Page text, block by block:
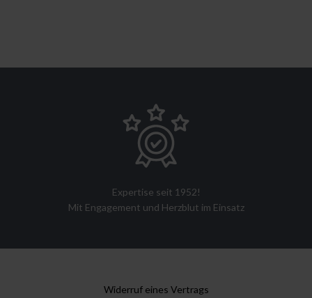
Expertise seit 1952!
Mit Engagement und Herzblut im Einsatz
Widerruf eines Vertrags